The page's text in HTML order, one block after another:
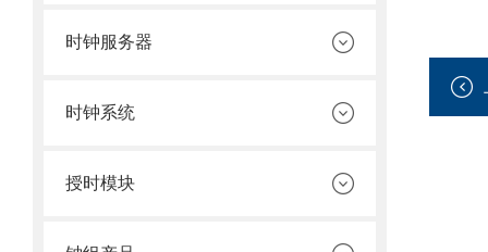
时钟服务器
时钟系统
授时模块